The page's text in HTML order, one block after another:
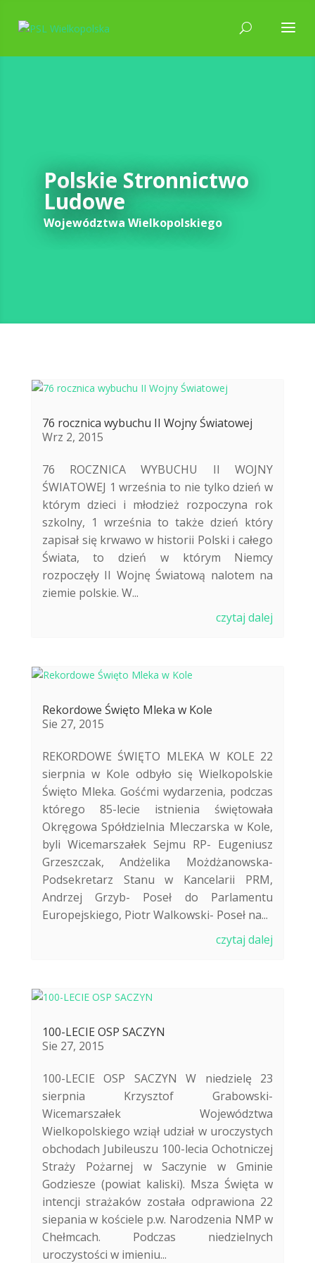
Polskie Stronnictwo
Ludowe
Województwa Wielkopolskiego
76 rocznica wybuchu II Wojny Światowej
Wrz 2, 2015
76 ROCZNICA WYBUCHU II WOJNY
ŚWIATOWEJ 1 września to nie tylko dzień w
którym dzieci i młodzież rozpoczyna rok
szkolny, 1 września to także dzień który
zapisał się krwawo w historii Polski i całego
Świata, to dzień w którym Niemcy
rozpoczęły II Wojnę Światową nalotem na
ziemie polskie. W...
czytaj dalej
Rekordowe Święto Mleka w Kole
Sie 27, 2015
REKORDOWE ŚWIĘTO MLEKA W KOLE 22
sierpnia w Kole odbyło się Wielkopolskie
Święto Mleka. Gośćmi wydarzenia, podczas
którego 85-lecie istnienia świętowała
Okręgowa Spółdzielnia Mleczarska w Kole,
byli Wicemarszałek Sejmu RP- Eugeniusz
Grzeszczak, Andżelika Możdżanowska-
Podsekretarz Stanu w Kancelarii PRM,
Andrzej Grzyb- Poseł do Parlamentu
Europejskiego, Piotr Walkowski- Poseł na...
czytaj dalej
100-LECIE OSP SACZYN
Sie 27, 2015
100-LECIE OSP SACZYN W niedzielę 23
sierpnia Krzysztof Grabowski-
Wicemarszałek Województwa
Wielkopolskiego wziął udział w uroczystych
obchodach Jubileuszu 100-lecia Ochotniczej
Straży Pożarnej w Saczynie w Gminie
Godziesze (powiat kaliski). Msza Święta w
intencji strażaków została odprawiona 22
siepania w kościele p.w. Narodzenia NMP w
Chełmcach. Podczas niedzielnych
uroczystości w imieniu...